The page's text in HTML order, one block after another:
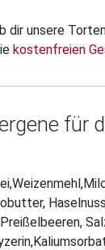
dir unsere
kostenfreien
für